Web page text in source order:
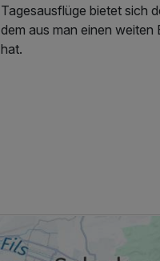
Tagesausflüge bietet sich
dem aus man einen weiten
hat.